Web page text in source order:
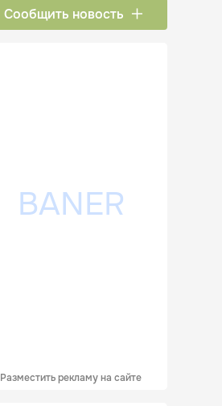
Сообщить новость
Разместить рекламу на сайте